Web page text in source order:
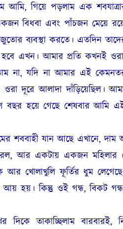
আমি, গিয়ে পড়লাম এক
বিধবা এবং পাঁচজন মেয়ে
ব্যবস্থা করতে। এতদিন
হবে এখন। আমার প্রতি কখনই
না, যদি না আমার এই কেমনতর
দূরে আলাদা দাঁড়িয়েছিল।
বছর হয়ে গেছে শেষবার আমি
শববাহী যান আছে এখানে, দাম
আর একটায় একজন মহিলার
খোলাখুলি ফূর্তির ধুম
হয়। কিন্তু ওই গন্ধ, বিকট
তাকাচ্ছিলাম বারবারই,